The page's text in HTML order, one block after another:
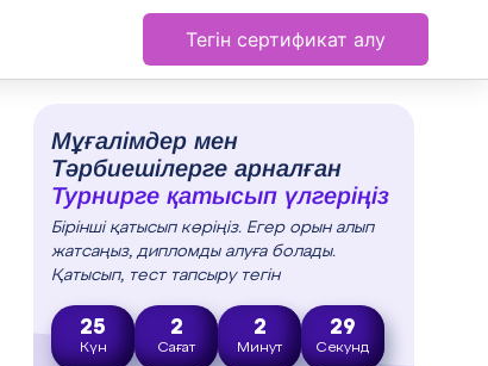
Тегін сертификат алу
Мұғалімдер мен
Тәрбиешілерге арналған
Турнирге қатысып үлгеріңіз
Бірінші қатысып көріңіз. Егер орын алып
жатсаңыз, дипломды алуға болады.
Қатысып, тест тапсыру тегін
25
Күн
2
Сағат
2
Минут
28
Секунд